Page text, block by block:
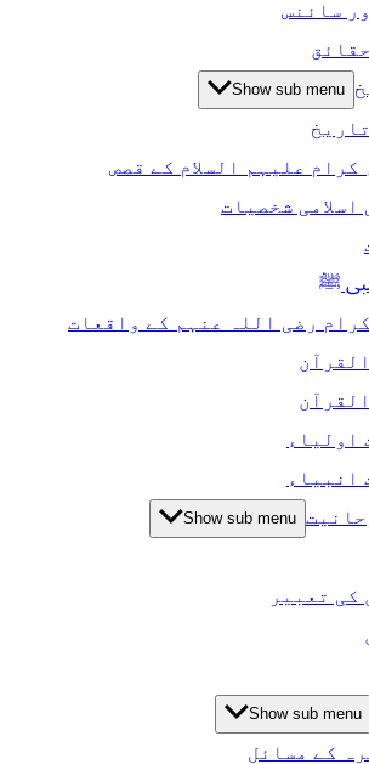
سائنس
Show sub menu
تاریخ
کرام علیہم السلام کے قصص
اسلامی شخصیات
ﷺ
رضی اللہ عنہم کے واقعات
اولیاء
انبیاء
Show sub menu
کی تعبیر
Show sub menu
کے مسائل